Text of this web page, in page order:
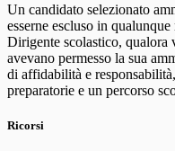
Un candidato selezionato
esserne escluso in
Dirigente scolastico, qualora
avevano permesso la sua
di affidabilità e
preparatorie e un percorso
Ricorsi